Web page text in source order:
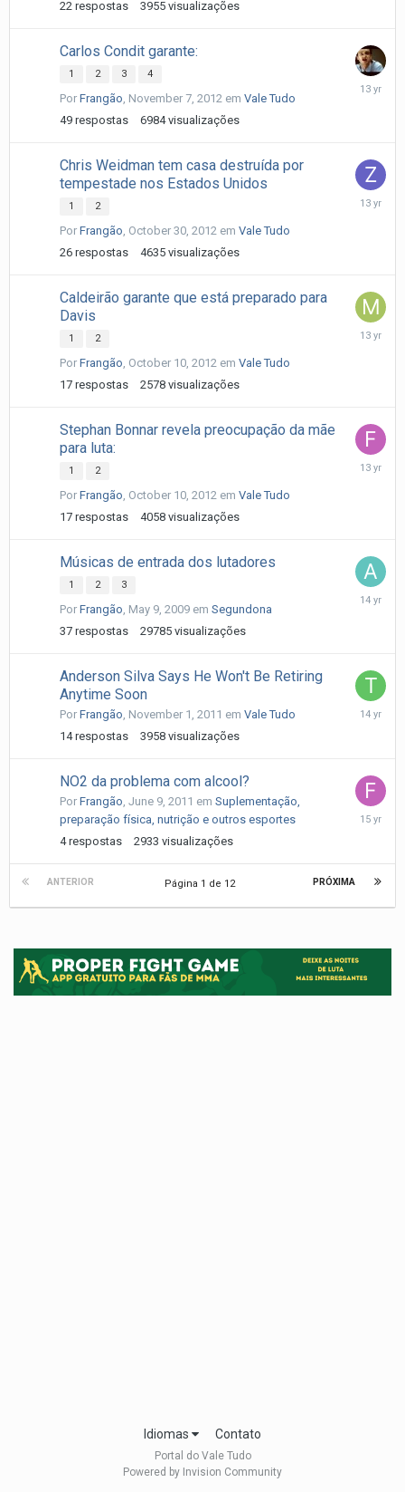
22 respostas 3955 visualizações
Carlos Condit garante:
1 2 3 4
Por Frangão November 7, 2012 em Vale Tudo
49 respostas 6984 visualizações
Chris Weidman tem casa destruída por
tempestade nos Estados Unidos
1 2
Por Frangão October 30, 2012 em Vale Tudo
26 respostas 4635 visualizações
October
Caldeirão garante que está preparado para
Davis
1 2
Por Frangão October 10, 2012 em Vale Tudo
17 respostas 2578 visualizações
October
Stephan Bonnar revela preocupação da mãe
para luta:
1 2
Por Frangão October 10, 2012 em Vale Tudo
17 respostas 4058 visualizações
October
Músicas de entrada dos lutadores
1 2 3
Por Frangão May 9, 2009 em Segundona
37 respostas 29785 visualizações
April
Anderson Silva Says He Won't Be Retiring
Anytime Soon
Por Frangão November 1, 2011 em Vale Tudo
14 respostas 3958 visualizações
NO2 da problema com alcool?
Por Frangão June 9, 2011 em Suplementação,
preparação física, nutrição e outros esportes
4 respostas 2933 visualizações
June
ANTERIOR PRÓXIMA
Página 1 de 12
Idiomas Contato
Portal do Vale Tudo
Powered by Invision Community